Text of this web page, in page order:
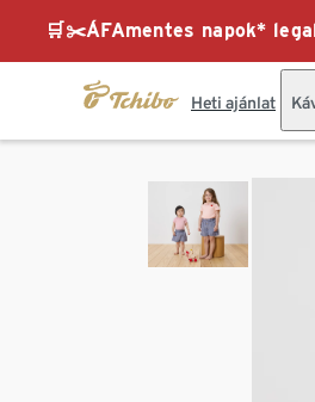
🛒✂️ÁFAmentes napok*
Heti ajánlat